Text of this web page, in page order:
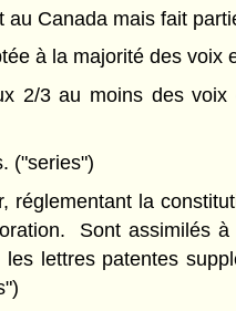
Canada mais fait
à la majorité des voix
2/3 au moins des
("series")
la
Sont assimilés
lettres patentes